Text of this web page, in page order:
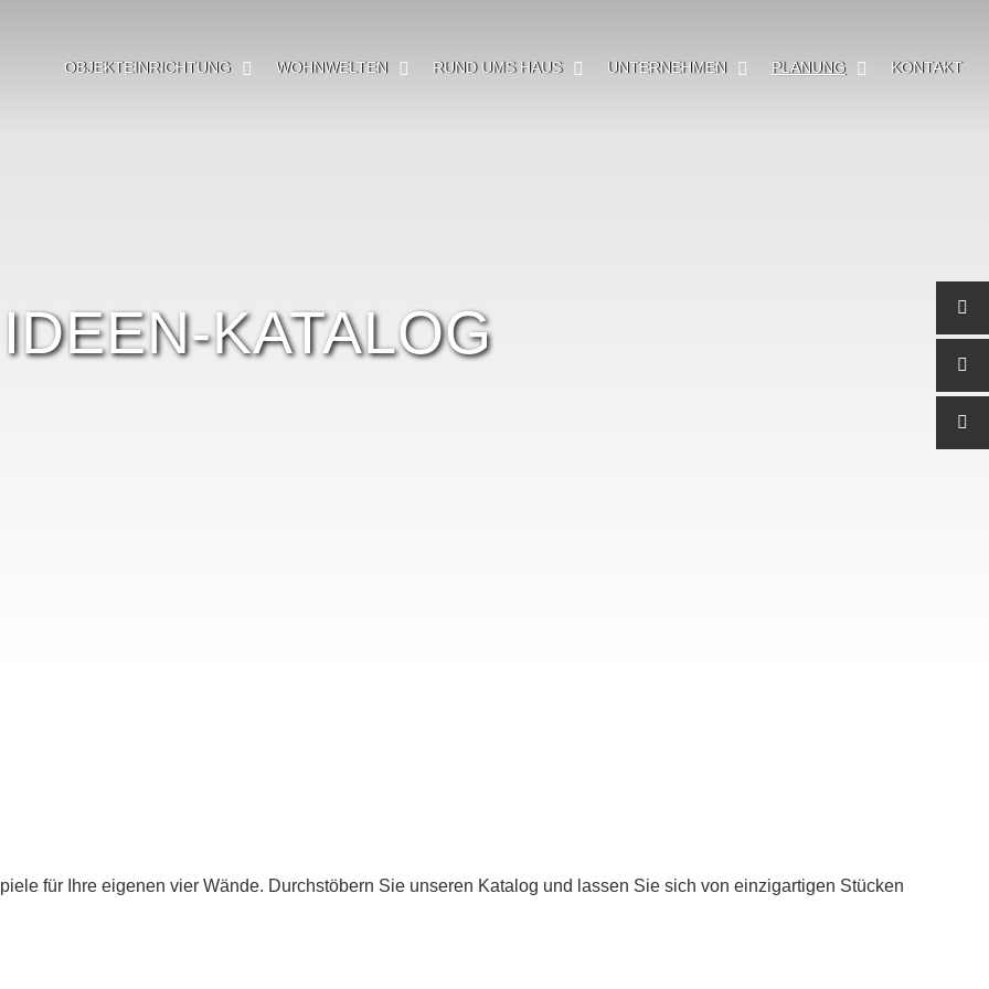
OBJEKTEINRICHTUNG WOHNWELTEN RUND UMS HAUS UNTERNEHMEN PLANUNG KONTAKT
IDEEN-KATALOG
für Ihre eigenen vier Wände. Durchstöbern Sie unseren Katalog und lassen Sie sich von einzigartigen Stücken